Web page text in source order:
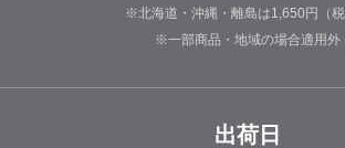
※北海道・沖縄・離島は1,650円（税
※一部商品・地域の場合適用外
出荷日